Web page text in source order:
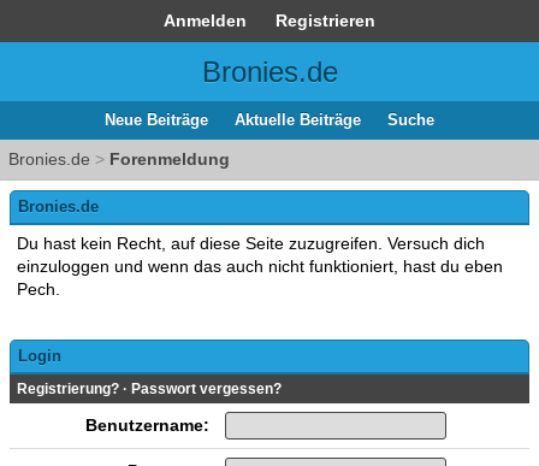
Anmelden Registrieren
Bronies.de
Neue Beiträge Aktuelle Beiträge Suche
Bronies.de > Forenmeldung
Bronies.de
Du hast kein Recht, auf diese Seite zuzugreifen. Versuch dich
einzuloggen und wenn das auch nicht funktioniert, hast du eben
Pech.
Login
Registrierung? · Passwort vergessen?
Benutzername: